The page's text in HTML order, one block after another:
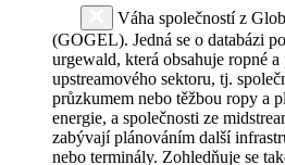
Váha společností z
(GOGEL). Jedná se o databázi
urgewald, která obsahuje ropné
upstreamového sektoru, tj.
průzkumem nebo těžbou ropy a
energie, a společnosti ze
zabývají plánováním další
nebo terminály. Zohledňuje se